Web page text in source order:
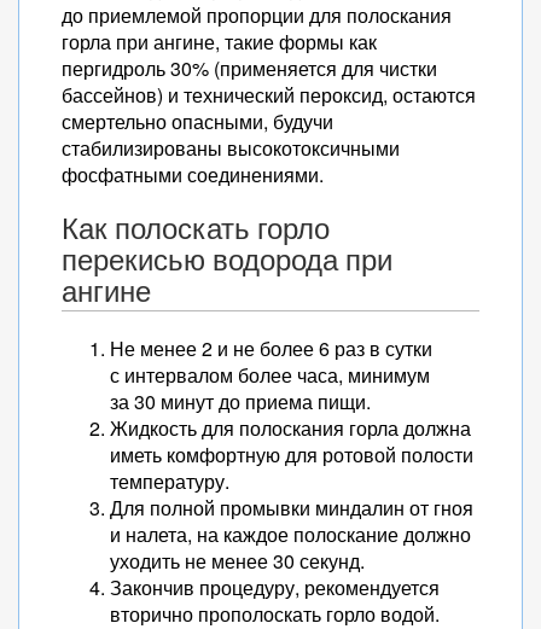
до приемлемой пропорции для полоскания
горла при ангине, такие формы как
пергидроль 30% (применяется для чистки
бассейнов) и технический пероксид, остаются
смертельно опасными, будучи
стабилизированы высокотоксичными
фосфатными соединениями.
Как полоскать горло
перекисью водорода при
ангине
Не менее 2 и не более 6 раз в сутки
с интервалом более часа, минимум
за 30 минут до приема пищи.
Жидкость для полоскания горла должна
иметь комфортную для ротовой полости
температуру.
Для полной промывки миндалин от гноя
и налета, на каждое полоскание должно
уходить не менее 30 секунд.
Закончив процедуру, рекомендуется
вторично прополоскать горло водой.